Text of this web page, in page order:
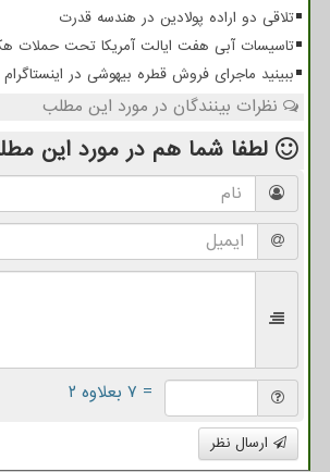
تلاقی دو اراده پولادین در هندسه قدرت
تاسیسات آبی هفت ایالت آمریکا تحت حملات
ببینید ماجرای فروش قطره بیهوشی در
نظرات بینندگان در مورد این مطلب
لطفا شما هم در مورد این
= ۷ بعلاوه ۲
ارسال نظر